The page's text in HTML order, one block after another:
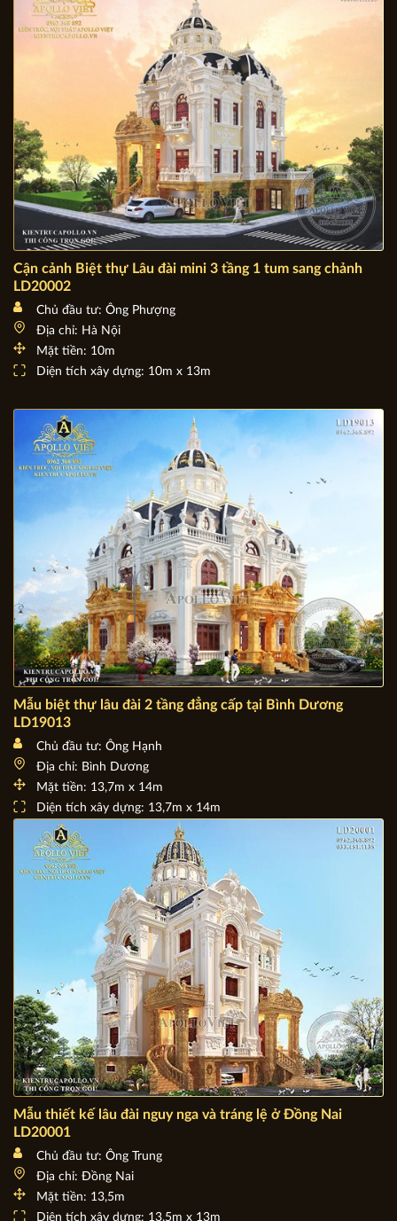
Mặt tiền: 10,2m
Diện tích xây dựng: 10,2m x 13m
Cận cảnh Biệt thự Lâu đài mini 3 tầng 1 tum sang chảnh
LD20002
Mặt tiền: 10m
Diện tích xây dựng: 10m x 13m
Mẫu biệt thự lâu đài 2 tầng đẳng cấp tại Bình Dương
LD19013
Chủ đầu tư: Ông Hạnh
Địa chỉ: Bình Dương
Mặt tiền: 13,7m x 14m
Diện tích xây dựng: 13,7m x 14m
Mẫu thiết kế lâu đài nguy nga và tráng lệ ở Đồng Nai
LD20001